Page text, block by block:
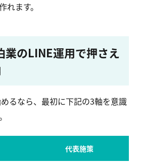
れます。
業のLINE運用で押さえ
るなら、最初に下記の3軸を意識
代表施策